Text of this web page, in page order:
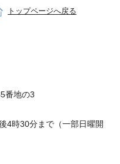
トップページへ戻る
番地の3
4時30分まで（一部日曜開